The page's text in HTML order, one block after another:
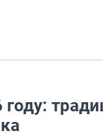
году: